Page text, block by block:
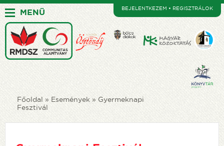
MENÜ BEJELENTKEZEM • REGISZTRÁLOK
Főoldal Események
Gyermeknapi
Fesztivál